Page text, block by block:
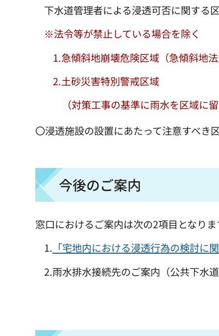
下水道管理者による浸透可否に関する
※法令等が禁止している場合を除く
1.急傾斜地崩壊危険区域（急傾斜地法
2.土砂災害特別警戒区域
（対策工事の基準に雨水を区域に
〇浸透施設の設置にあたって注意すべき
今後のご案内
窓口におけるご案内は次の2項目となり
1. 「宅地内における浸透行為の検討に
2.雨水排水接続先のご案内（公共下水